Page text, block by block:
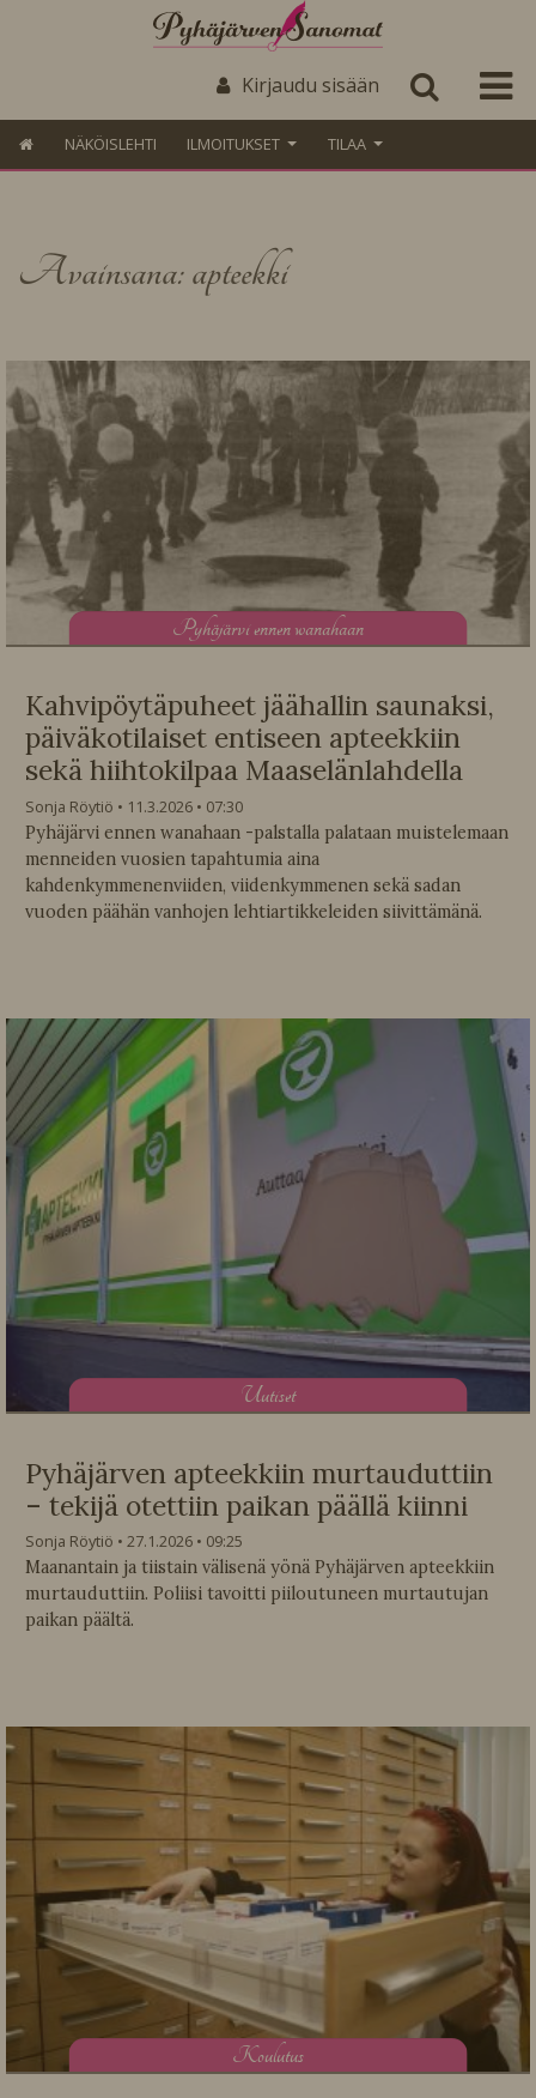
Kirjaudu sisään
NÄKÖISLEHTI ILMOITUKSET TILAA
Avainsana: apteekki
Pyhäjärvi ennen wanahaan
Kahvipöytäpuheet jäähallin saunaksi,
päiväkotilaiset entiseen apteekkiin
sekä hiihtokilpaa Maaselänlahdella
Sonja Röytiö 11.3.2026
07:30
Pyhäjärvi ennen wanahaan -palstalla palataan muistelemaan
menneiden vuosien tapahtumia aina
kahdenkymmenenviiden, viidenkymmenen sekä sadan
vuoden päähän vanhojen lehtiartikkeleiden siivittämänä.
Uutiset
Pyhäjärven apteekkiin murtauduttiin
– tekijä otettiin paikan päällä kiinni
Sonja Röytiö 27.1.2026
09:25
Maanantain ja tiistain välisenä yönä Pyhäjärven apteekkiin
murtauduttiin. Poliisi tavoitti piiloutuneen murtautujan
paikan päältä.
Koulutus